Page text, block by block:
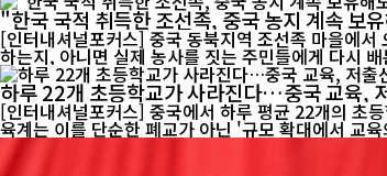
"한국 국적 취득한 조선족, 중국 농지 계속
[인터내셔널포커스] 중국 동북지역 조선족 마을에
하는지, 아니면 실제 농사를 짓는 주민들에게 다시
하루 22개 초등학교가 사라진다…중국 교육,
[인터내셔널포커스] 중국에서 하루 평균 22개의 초
육계는 이를 단순한 폐교가 아닌 '규모 확대에서 교